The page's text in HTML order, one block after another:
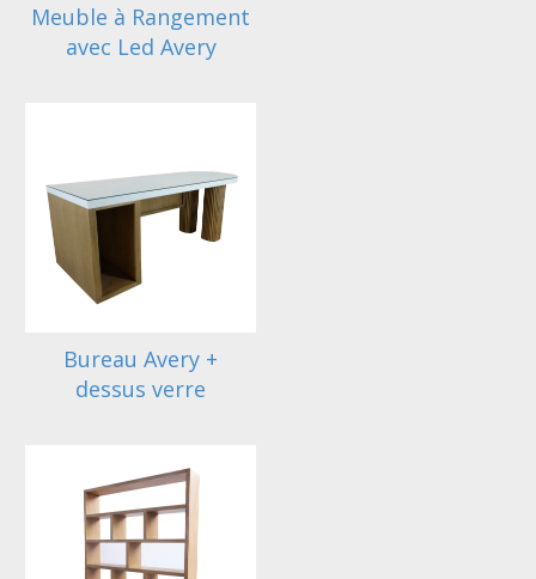
Meuble à Rangement
avec Led Avery
Bureau Avery +
dessus verre